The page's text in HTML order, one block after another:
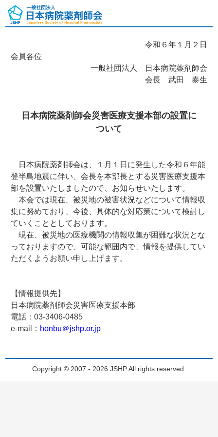
令和６年１月２日
会員各位
一般社団法人 日本病院薬剤師会
会長 武田 泰生
日本病院薬剤師会災害医療支援本部の設置に
ついて
日本病院薬剤師会は、１月１日に発生した令和６年能
登半島地震に伴い、会長を本部長とする災害医療支援本
部を設置いたしましたので、お知らせいたします。
本会では現在、被災地の被害状況などについて情報収
集に努めており、今後、具体的な対応策について検討し
ていくこととしております。
現在、被災地の医療機関の情報収集が困難な状況とな
っておりますので、可能な範囲内で、情報を提供してい
ただくようお願い申し上げます。
【情報提供先】
日本病院薬剤師会災害医療支援本部
電話：03-3406-0485
e-mail： honbu＠jshp.or.jp
Copyright © 2007 - 2026 JSHP All rights reserved.